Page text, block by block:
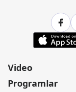
Video
Programlar